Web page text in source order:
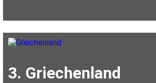
3. Griechenland